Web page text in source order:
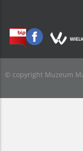
© copyright Muzeum